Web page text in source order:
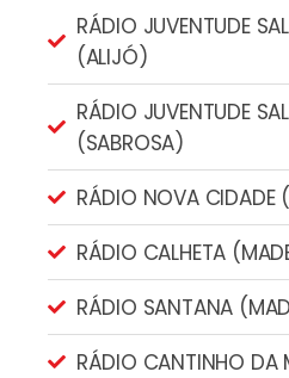
RÁDIO JUVENTUDE
(ALIJÓ)
RÁDIO JUVENTUDE
(SABROSA)
RÁDIO NOVA CIDADE
RÁDIO CALHETA
RÁDIO SANTANA
RÁDIO CANTINHO DA